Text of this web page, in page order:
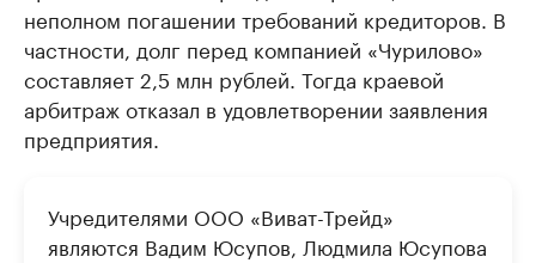
неполном погашении требований кредиторов. В
частности, долг перед компанией «Чурилово»
составляет 2,5 млн рублей. Тогда краевой
арбитраж отказал в удовлетворении заявления
предприятия.
Учредителями ООО «Виват-Трейд»
являются Вадим Юсупов, Людмила Юсупова